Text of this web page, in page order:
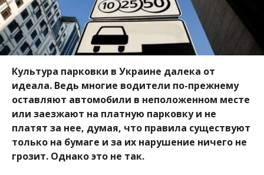
Культура парковки в Украине далека от
идеала. Ведь многие водители по-прежнему
оставляют автомобили в неположенном месте
или заезжают на платную парковку и не
платят за нее, думая, что правила существуют
только на бумаге и за их нарушение ничего не
грозит. Однако это не так.